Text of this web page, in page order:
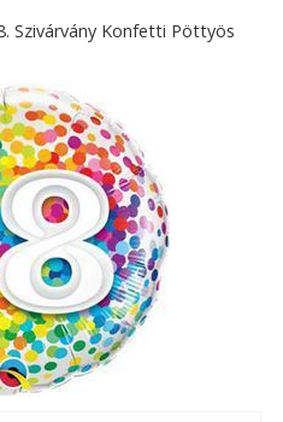
Szivárvány Konfetti Pöttyös